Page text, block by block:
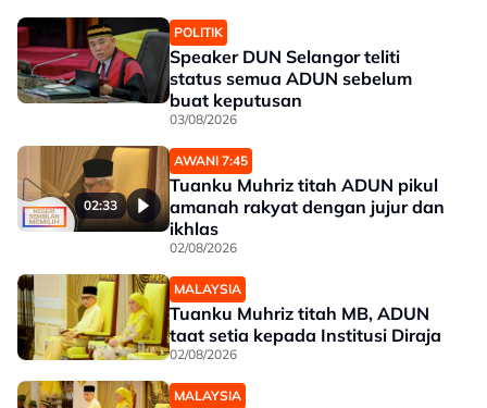
POLITIK
Speaker DUN Selangor teliti
status semua ADUN sebelum
buat keputusan
03/08/2026
02:33
AWANI 7:45
Tuanku Muhriz titah ADUN pikul
amanah rakyat dengan jujur dan
ikhlas
02/08/2026
MALAYSIA
Tuanku Muhriz titah MB, ADUN
taat setia kepada Institusi Diraja
02/08/2026
MALAYSIA